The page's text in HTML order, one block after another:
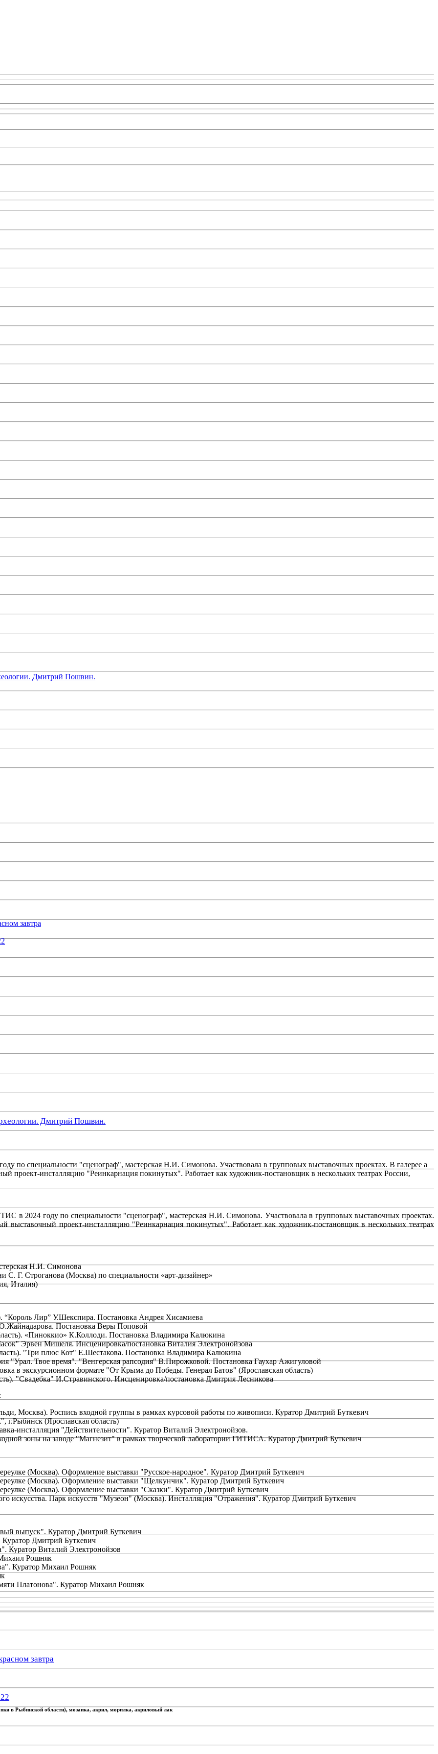
Дмитрий Пошвин.
завтра
Дмитрий Пошвин.
завтра
по специальности "сценограф", мастерская Н.И. Симонова. Участвовала в групповых выставочных проектах. В галерее a
инсталляцию "Реинкарнация покинутых". Работает как художник-постановщик в нескольких театрах России,
в 2024 году по специальности "сценограф", мастерская Н.И. Симонова. Участвовала в групповых выставочных проектах.
проект-инсталляцию "Реинкарнация покинутых". Работает как художник-постановщик в нескольких театрах
Н.И. Симонова
С. Г. Строганова (Москва) по специальности «арт-дизайнер»
Италия)
Лир” У.Шекспира. Постановка Андрея Хисамиева
Постановка Веры Поповой
«Пиноккио» К.Коллоди. Постановка Владимира Калюкина
Эрвен Мишеля. Инсценировка/постановка Виталия Электронойзова
"Три плюс Кот" Е.Шестакова. Постановка Владимира Калюкина
"Урал. Твое время". "Венгерская рапсодия" В.Пирожковой. Постановка Гаухар Ажигуловой
в экскурсионном формате "От Крыма до Победы. Генерал Батов" (Ярославская область)
"Свадебка" И.Стравинского. Инсценировка/постановка Дмитрия Лесникова
Москва). Роспись входной группы в рамках курсовой работы по живописи. Куратор Дмитрий Буткевич
(Ярославская область)
инсталляция "Действительности". Куратор Виталий Электронойзов.
зоны на заводе "Магнезит" в рамках творческой лаборатории ГИТИСА. Куратор Дмитрий Буткевич
(Москва). Оформление выставки "Русское-народное". Куратор Дмитрий Буткевич
(Москва). Оформление выставки "Щелкунчик". Куратор Дмитрий Буткевич
(Москва). Оформление выставки "Сказки". Куратор Дмитрий Буткевич
искусства. Парк искусств "Музеон" (Москва). Инсталляция "Отражения". Куратор Дмитрий Буткевич
выпуск". Куратор Дмитрий Буткевич
Дмитрий Буткевич
Куратор Виталий Электронойзов
Рошняк
Куратор Михаил Рошняк
Платонова". Куратор Михаил Рошняк
в Рыбинской области), мозаика, акрил, морилка, акриловый лак